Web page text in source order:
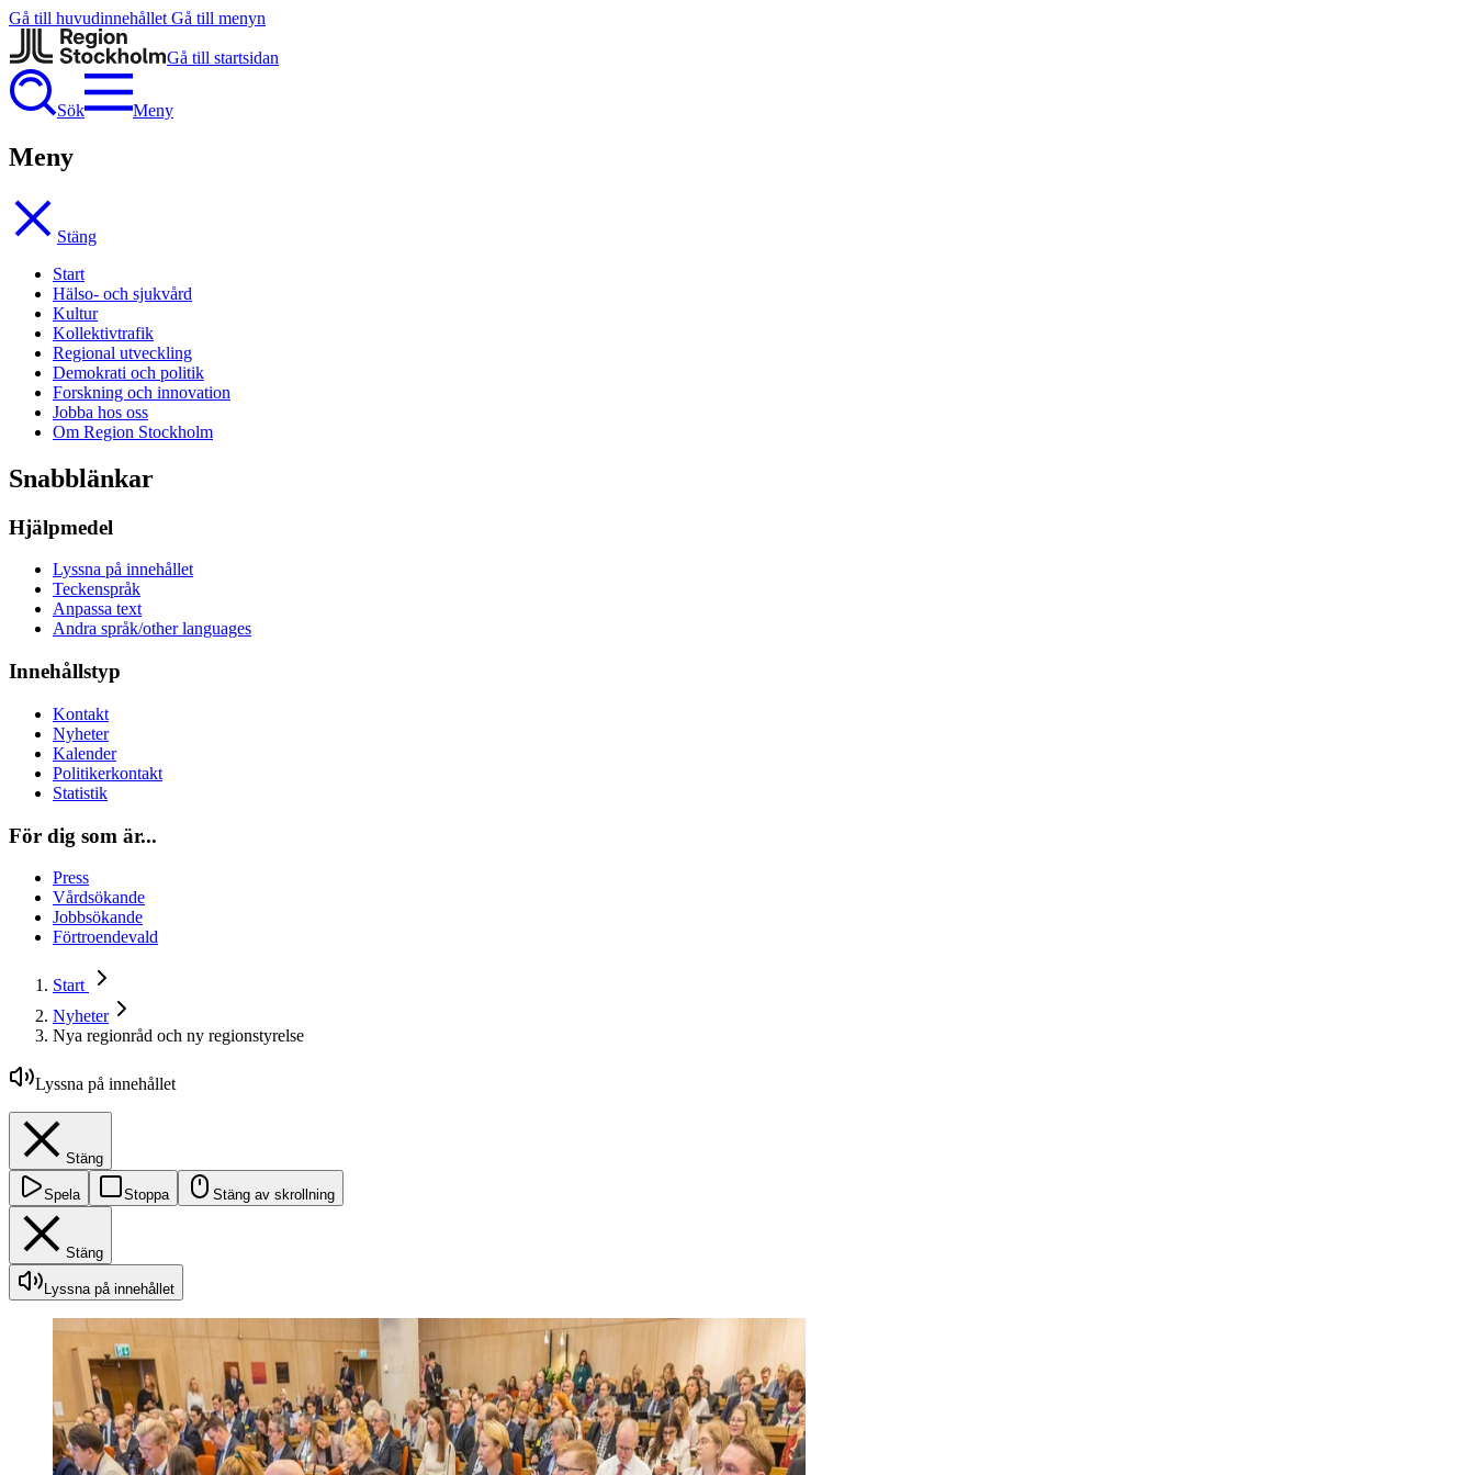
Gå till huvudinnehållet Gå till menyn
Gå till startsidan
Sök Meny
Meny
Stäng
Start
Hälso- och sjukvård
Kultur
Kollektivtrafik
Regional utveckling
Demokrati och politik
Forskning och innovation
Jobba hos oss
Om Region Stockholm
Snabblänkar
Hjälpmedel
Lyssna på innehållet
Teckenspråk
Anpassa text
Andra språk/other languages
Innehållstyp
Kontakt
Nyheter
Kalender
Politikerkontakt
Statistik
För dig som är...
Press
Vårdsökande
Jobbsökande
Förtroendevald
Start
Nyheter
Nya regionråd och ny regionstyrelse
Lyssna på innehållet
Stäng
Spela Stoppa Stäng av skrollning
Stäng
Lyssna på innehållet